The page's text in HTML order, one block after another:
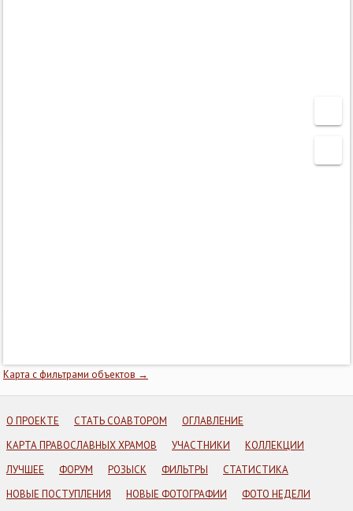
Карта с фильтрами объектов →
О ПРОЕКТЕ СТАТЬ СОАВТОРОМ
ОГЛАВЛЕНИЕ
КАРТА ПРАВОСЛАВНЫХ ХРАМОВ
УЧАСТНИКИ
КОЛЛЕКЦИИ
ЛУЧШЕЕ
ФОРУМ РОЗЫСК ФИЛЬТРЫ
СТАТИСТИКА
НОВЫЕ ПОСТУПЛЕНИЯ
НОВЫЕ ФОТОГРАФИИ ФОТО НЕДЕЛИ